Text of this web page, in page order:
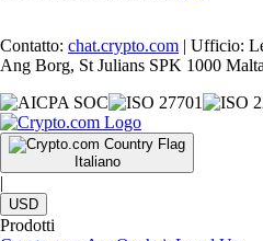
Contatto: chat.crypto.com | Ufficio:
Ang Borg, St Julians SPK 1000
Italiano
|
USD
Prodotti